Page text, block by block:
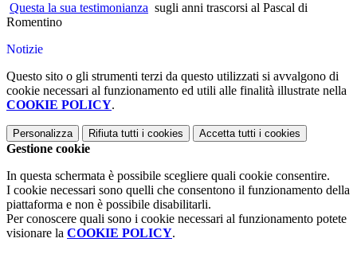
Questa la sua testimonianza sugli anni trascorsi al Pascal di
Romentino
Notizie
Questo sito o gli strumenti terzi da questo utilizzati si avvalgono di
cookie necessari al funzionamento ed utili alle finalità illustrate nella
COOKIE POLICY.
Personalizza Rifiuta tutti i cookies Accetta tutti i cookies
Gestione cookie
In questa schermata è possibile scegliere quali cookie consentire.
I cookie necessari sono quelli che consentono il funzionamento della
piattaforma e non è possibile disabilitarli.
Per conoscere quali sono i cookie necessari al funzionamento potete
visionare la COOKIE POLICY.